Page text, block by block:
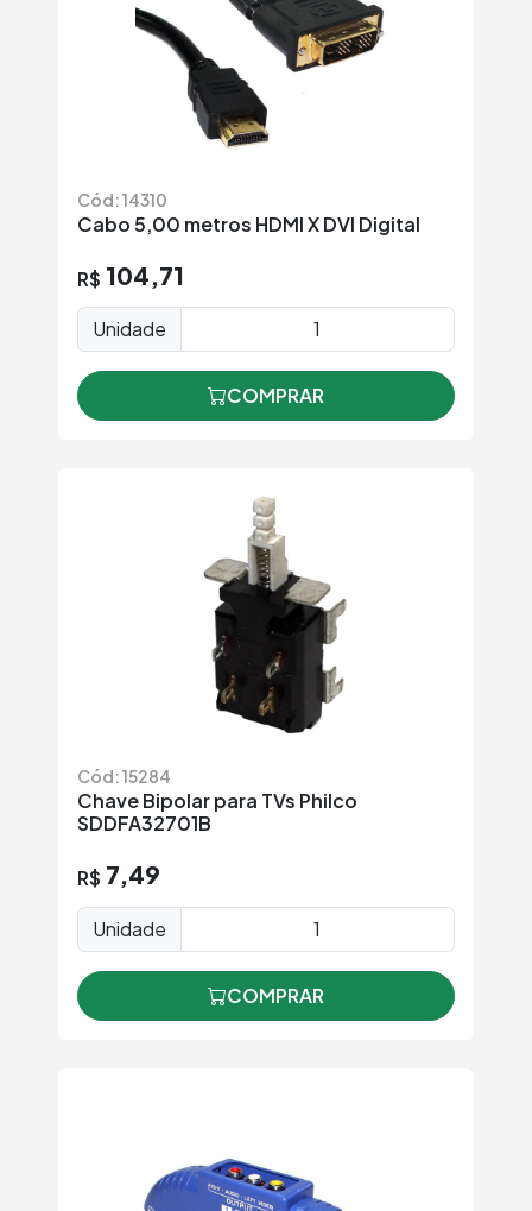
Cód: 14310
Cabo 5,00 metros HDMI X DVI Digital
R$ 104,71
Unidade
COMPRAR
Cód: 15284
Chave Bipolar para TVs Philco
SDDFA32701B
R$ 7,49
Unidade
COMPRAR